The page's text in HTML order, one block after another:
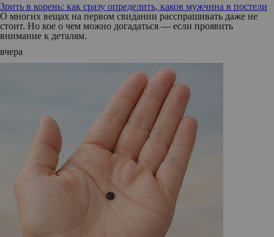
Зрить в корень: как сразу определить, каков мужчина в постели
О многих вещах на первом свидании расспрашивать даже не
стоит. Но кое о чем можно догадаться — если проявить
внимание к деталям.
вчера